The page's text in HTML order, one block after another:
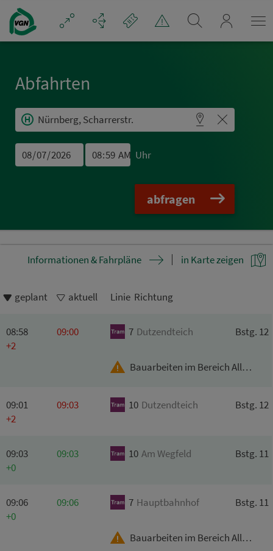
Navigation überspringen
Abfahrten
Uhr
abfragen
Informationen & Fahrpläne in Karte zeigen
geplant aktuell Linie Richtung
08:58
+2
09:00 7 Bstg. 12
Dutzendteich
Bauarbeiten im Bereich Allersberger Str.
09:01
+2
09:03 10 Bstg. 12
Dutzendteich
09:03
+0
09:03 10 Bstg. 11
AmWegfeld
09:06
+0
09:06 7 Bstg. 11
Hauptbahnhof
Bauarbeiten im Bereich Allersberger Str.